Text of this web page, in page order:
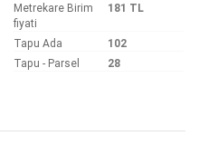
Metrekare Birim
fiyati
181 TL
Tapu Ada
102
Tapu - Parsel
28